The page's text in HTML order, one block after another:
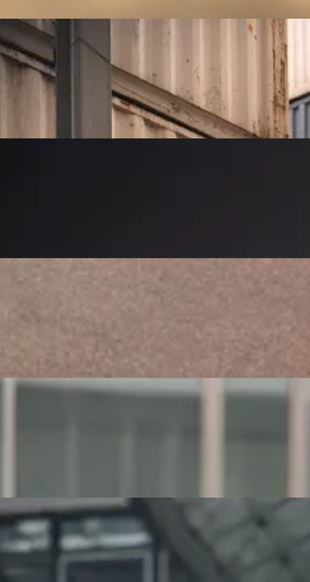
Kraft. Ideal für Autohäuser und Vermietungen, die ihre Flotte
eindrucksvoll präsentieren möchten. Hochwertige Aufnahmen
zeigen Details und betonen die Qualität der Fahrzeuge.
Mehr zu Automotive